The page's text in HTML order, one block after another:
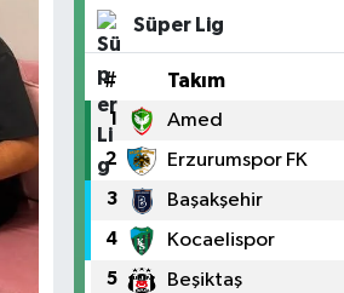
Süper Lig
# Takım
1 Amed
2 Erzurumspor FK
3 Başakşehir
4 Kocaelispor
5 Beşiktaş